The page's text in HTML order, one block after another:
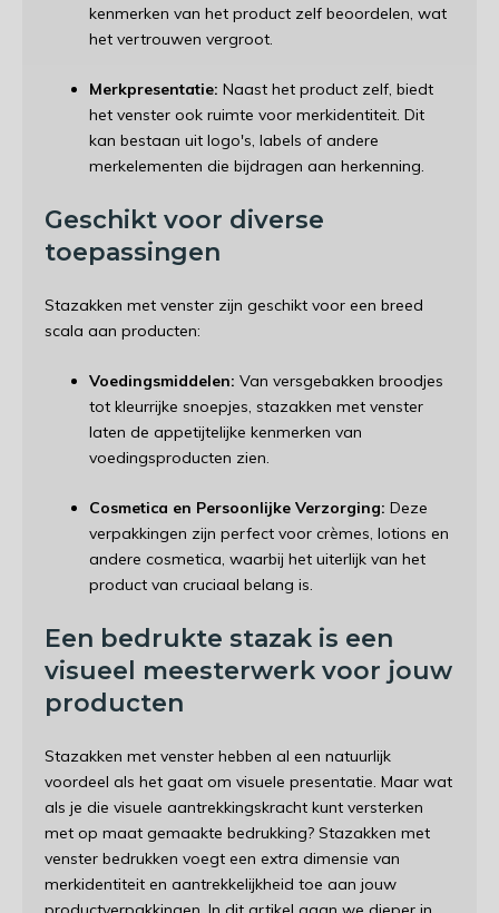
kenmerken van het product zelf beoordelen, wat
het vertrouwen vergroot.
Merkpresentatie: Naast het product zelf, biedt
het venster ook ruimte voor merkidentiteit. Dit
kan bestaan uit logo's, labels of andere
merkelementen die bijdragen aan herkenning.
Geschikt voor diverse
toepassingen
Stazakken met venster zijn geschikt voor een breed
scala aan producten:
Voedingsmiddelen: Van versgebakken broodjes
tot kleurrijke snoepjes, stazakken met venster
laten de appetijtelijke kenmerken van
voedingsproducten zien.
Cosmetica en Persoonlijke Verzorging: Deze
verpakkingen zijn perfect voor crèmes, lotions en
andere cosmetica, waarbij het uiterlijk van het
product van cruciaal belang is.
Een bedrukte stazak is een
visueel meesterwerk voor jouw
producten
Stazakken met venster hebben al een natuurlijk
voordeel als het gaat om visuele presentatie. Maar wat
als je die visuele aantrekkingskracht kunt versterken
met op maat gemaakte bedrukking? Stazakken met
venster bedrukken voegt een extra dimensie van
merkidentiteit en aantrekkelijkheid toe aan jouw